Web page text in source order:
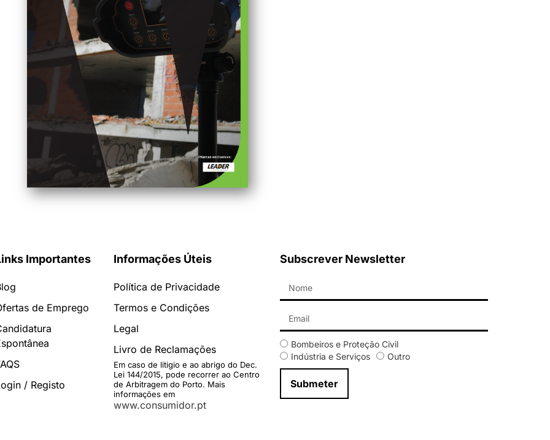
Importantes
de Emprego
/ Registo
Informações Úteis
Política de Privacidade
Termos e Condições
Legal
Livro de Reclamações
Em caso de litigio e ao abrigo do Dec.
Lei 144/2015, pode recorrer ao Centro
de Arbitragem do Porto. Mais
informações em
www.consumidor.pt
Subscrever Newsletter
Bombeiros e Proteção Civil
Indústria e Serviços
Outro
Submeter